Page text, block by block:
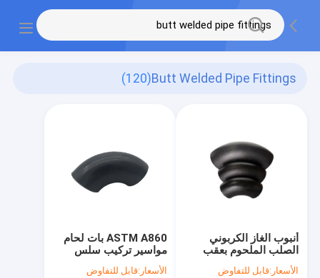
Butt Welded Pipe Fittings
(120)
ASTM A860 بات لحام
مواسير تركيب سلس
لبناء السفن
الأسعار:قابل للتفاوض
أنبوب الغاز الكربوني
الصلب الملحوم بعقب
SCH40 الكوع 6 بوصة
الأسعار:قابل للتفاوض